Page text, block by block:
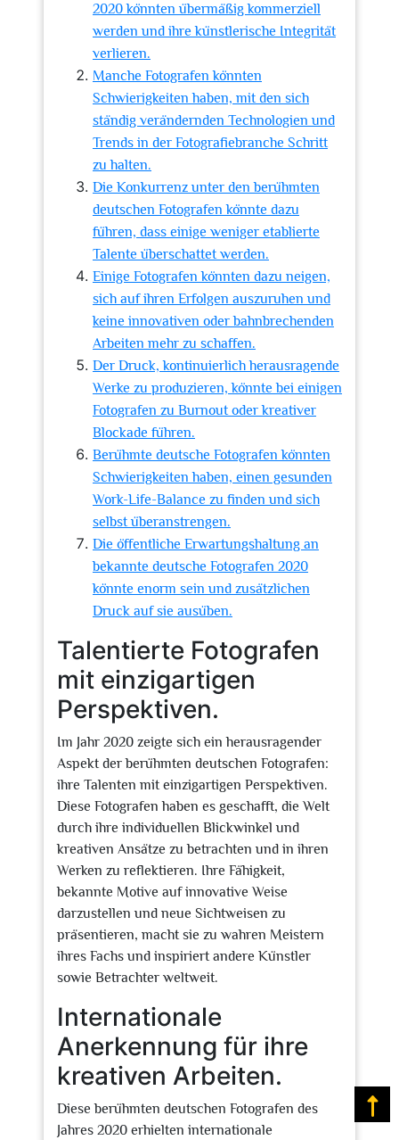
2020 könnten übermäßig kommerziell
werden und ihre künstlerische Integrität
verlieren.
Manche Fotografen könnten
Schwierigkeiten haben, mit den sich
ständig verändernden Technologien und
Trends in der Fotografiebranche Schritt
zu halten.
Die Konkurrenz unter den berühmten
deutschen Fotografen könnte dazu
führen, dass einige weniger etablierte
Talente überschattet werden.
Einige Fotografen könnten dazu neigen,
sich auf ihren Erfolgen auszuruhen und
keine innovativen oder bahnbrechenden
Arbeiten mehr zu schaffen.
Der Druck, kontinuierlich herausragende
Werke zu produzieren, könnte bei einigen
Fotografen zu Burnout oder kreativer
Blockade führen.
Berühmte deutsche Fotografen könnten
Schwierigkeiten haben, einen gesunden
Work-Life-Balance zu finden und sich
selbst überanstrengen.
Die öffentliche Erwartungshaltung an
bekannte deutsche Fotografen 2020
könnte enorm sein und zusätzlichen
Druck auf sie ausüben.
Talentierte Fotografen
mit einzigartigen
Perspektiven.
Im Jahr 2020 zeigte sich ein herausragender
Aspekt der berühmten deutschen Fotografen:
ihre Talenten mit einzigartigen Perspektiven.
Diese Fotografen haben es geschafft, die Welt
durch ihre individuellen Blickwinkel und
kreativen Ansätze zu betrachten und in ihren
Werken zu reflektieren. Ihre Fähigkeit,
bekannte Motive auf innovative Weise
darzustellen und neue Sichtweisen zu
präsentieren, macht sie zu wahren Meistern
ihres Fachs und inspiriert andere Künstler
sowie Betrachter weltweit.
Internationale
Anerkennung für ihre
kreativen Arbeiten.
Diese berühmten deutschen Fotografen des
Jahres 2020 erhielten internationale